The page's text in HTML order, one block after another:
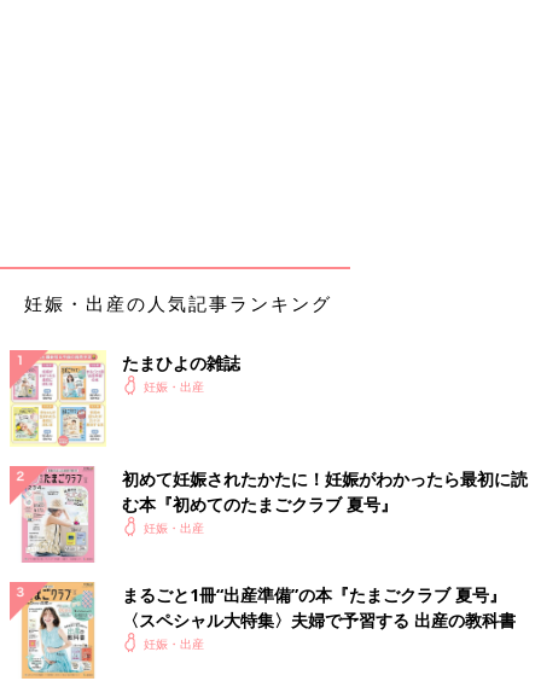
その後心拍が落ち着いたので大丈夫とのこと。
※恐らく臍の緒が巻き付いてて苦しかったとのこと。
14:30
子宮口3センチ。子の頭はかなり下がってるけど、入り口がまだ
お尻の方？向いてるらしい。
陣痛中は意識を逸らそうと試みるも痛いもんは痛い！
してみたりして耐える。
（指つっこめないけど）
15:40
陣痛4、5分感覚片足だけ胡座を組んだ形にして、片足はベッドの
下に下ろした姿勢で、自分の足の裏を両手で心臓マッサージする
ように上下に揺れて陣痛に耐える。
妊娠・出産の人気記事ランキング
たまひよの雑誌
妊娠・出産
初めて妊娠されたかたに！妊娠がわかったら最初に読
む本『初めてのたまごクラブ 夏号』
妊娠・出産
まるごと1冊“出産準備”の本『たまごクラブ 夏号』
〈スペシャル大特集〉夫婦で予習する 出産の教科書
妊娠・出産